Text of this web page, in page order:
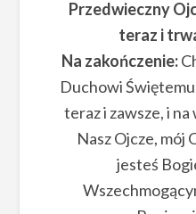
Przedwieczny
teraz i
Na zakończenie:
Duchowi
teraz i zawsze, i
Nasz Ojcze, mój
jesteś